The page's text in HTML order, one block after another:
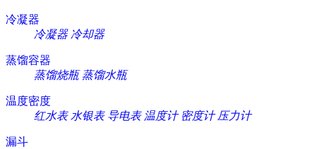
冷凝器
冷凝器 冷却器
蒸馏容器
蒸馏烧瓶 蒸馏水瓶
温度密度
红水表 水银表 导电表 温度计 密度计 压力计
漏斗